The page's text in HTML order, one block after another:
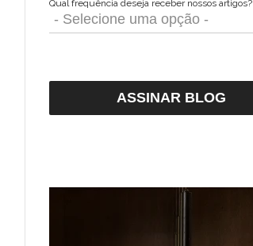
Qual frequência deseja receber nossos artigos?